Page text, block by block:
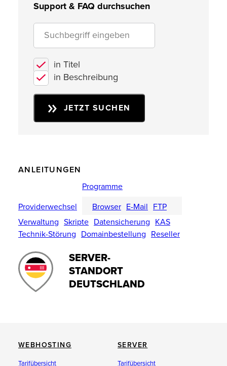
Support & FAQ durchsuchen
in Titel
in Beschreibung
JETZT SUCHEN
ANLEITUNGEN
Providerwechsel
Programme
Browser E-Mail FTP
Verwaltung Skripte Datensicherung KAS
Technik-Störung Domainbestellung Reseller
SERVER-
STANDORT
DEUTSCHLAND
WEBHOSTING
Tarifübersicht
SERVER
Tarifübersicht